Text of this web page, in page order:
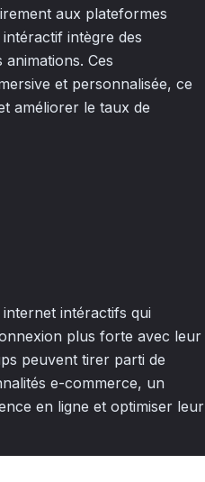
aux plateformes
intègre des
Ces
et personnalisée, ce
améliorer le taux de
intéractifs qui
plus forte avec leur
peuvent tirer parti de
e-commerce, un
en ligne et optimiser leur